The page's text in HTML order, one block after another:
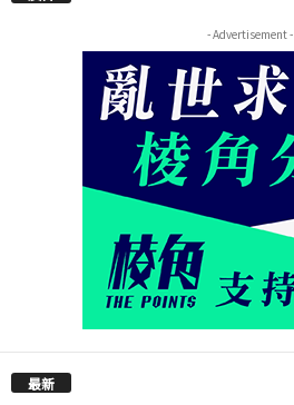
- Advertisement -
最新